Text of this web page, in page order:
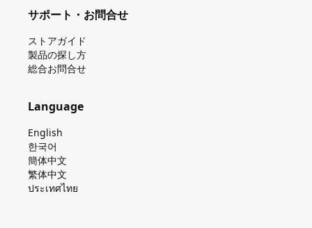
サポート・お問合せ
ストアガイド
製品の探し⽅
総合お問合せ
Language
English
한국어
簡体中文
繁体中文
ประเทศไทย